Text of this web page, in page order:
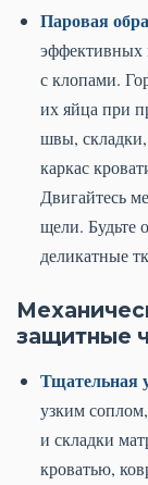
Паровая
эффективных
с клопами.
их яйца при
швы, складки,
каркас
Двигайтесь
щели. Будьте
деликатные
защитные
Тщательная
узким
и складки
кроватью,